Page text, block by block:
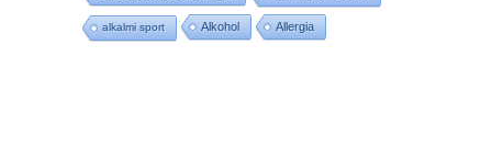
alkalmi sport Alkohol Allergia